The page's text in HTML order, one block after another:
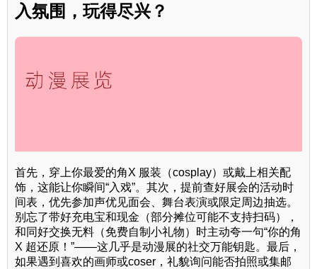
入氛围，玩得尽兴？
首先，穿上你最爱的角X 服装（cosplay）或戴上相关配
饰，这能让你瞬间“入戏”。其次，提前查好展会的活动时
间表，优先参加声优见面会、舞台表演或限定周边抽选。
别忘了带好充电宝和现金（部分摊位可能不支持扫码），
和同好交换无料（免费自制小礼物）时主动夸一句“你的角
X 超还原！”——这几乎是动漫展的社交万能钥匙。最后，
如果遇到喜欢的画师或coser，礼貌询问能否拍照或集邮